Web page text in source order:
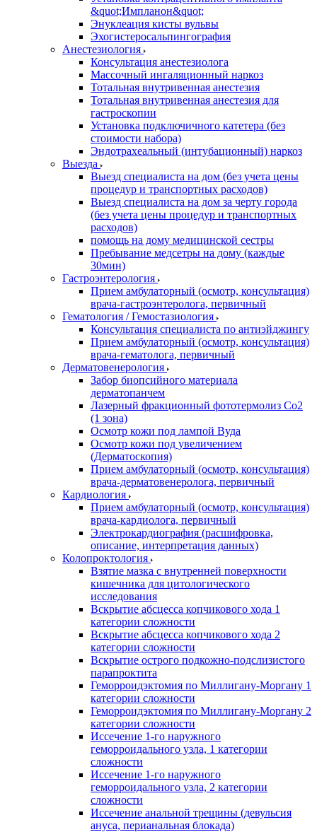
&quot;Импланон&quot;
Энуклеация кисты вульвы
Эхогистеросальпингография
Анестезиология
Консультация анестезиолога
Массочный ингаляционный наркоз
Тотальная внутривенная анестезия
Тотальная внутривенная анестезия для
гастроскопии
Установка подключичного катетера (без
стоимости набора)
Эндотрахеальный (интубационный) наркоз
Выезда
Выезд специалиста на дом (без учета цены
процедур и транспортных расходов)
Выезд специалиста на дом за черту города
(без учета цены процедур и транспортных
расходов)
помощь на дому медицинской сестры
Пребывание медсетры на дому (каждые
30мин)
Гастроэнтерология
Прием амбулаторный (осмотр, консультация)
врача-гастроэнтеролога, первичный
Гематология / Гемостазиология
Консультация специалиста по антиэйджингу
Прием амбулаторный (осмотр, консультация)
врача-гематолога, первичный
Дерматовенерология
Забор биопсийного материала
дерматопанчем
Лазерный фракционный фототермолиз Со2
(1 зона)
Осмотр кожи под лампой Вуда
Осмотр кожи под увеличением
(Дерматоскопия)
Прием амбулаторный (осмотр, консультация)
врача-дерматовенеролога, первичный
Кардиология
Прием амбулаторный (осмотр, консультация)
врача-кардиолога, первичный
Электрокардиография (расшифровка,
описание, интерпретация данных)
Колопроктология
Взятие мазка с внутренней поверхности
кишечника для цитологического
исследования
Вскрытие абсцесса копчикового хода 1
категории сложности
Вскрытие абсцесса копчикового хода 2
категории сложности
Вскрытие острого подкожно-подслизистого
парапроктита
Геморроидэктомия по Миллигану-Моргану 1
категории сложности
Геморроидэктомия по Миллигану-Моргану 2
категории сложности
Иссечение 1-го наружного
геморроидального узла, 1 категории
сложности
Иссечение 1-го наружного
геморроидального узла, 2 категории
сложности
Иссечение анальной трещины (девульсия
ануса, перианальная блокада)